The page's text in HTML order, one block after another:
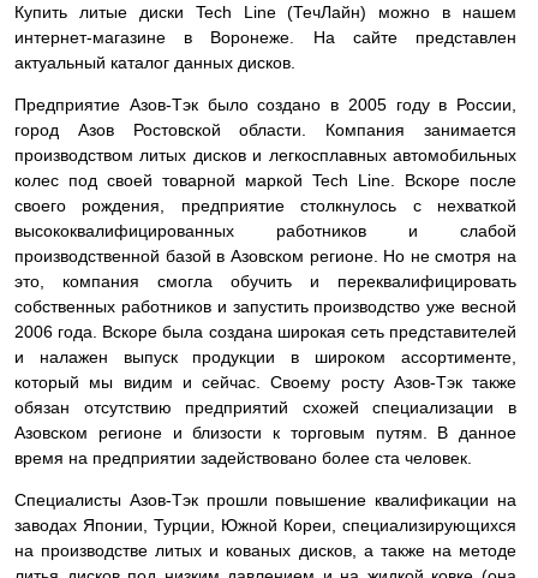
Купить литые диски Tech Line (ТечЛайн) можно в нашем
интернет-магазине в Воронеже. На сайте представлен
актуальный каталог данных дисков.
Предприятие Азов-Тэк было создано в 2005 году в России,
город Азов Ростовской области. Компания занимается
производством литых дисков и легкосплавных автомобильных
колес под своей товарной маркой Tech Line. Вскоре после
своего рождения, предприятие столкнулось с нехваткой
высококвалифицированных работников и слабой
производственной базой в Азовском регионе. Но не смотря на
это, компания смогла обучить и переквалифицировать
собственных работников и запустить производство уже весной
2006 года. Вскоре была создана широкая сеть представителей
и налажен выпуск продукции в широком ассортименте,
который мы видим и сейчас. Своему росту Азов-Тэк также
обязан отсутствию предприятий схожей специализации в
Азовском регионе и близости к торговым путям. В данное
время на предприятии задействовано более ста человек.
Специалисты Азов-Тэк прошли повышение квалификации на
заводах Японии, Турции, Южной Кореи, специализирующихся
на производстве литых и кованых дисков, а также на методе